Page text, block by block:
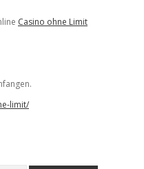
Casino ohne Limit
limit/